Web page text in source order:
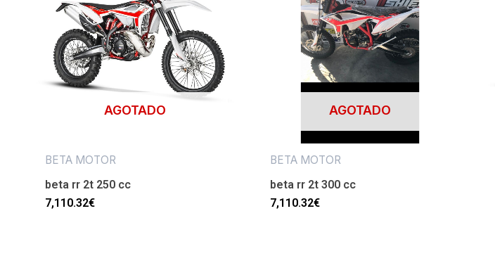
AGOTADO
BETA MOTOR
beta rr 2t 250 cc
7,110.32€
AGOTADO
BETA MOTOR
beta rr 2t 300 cc
7,110.32€